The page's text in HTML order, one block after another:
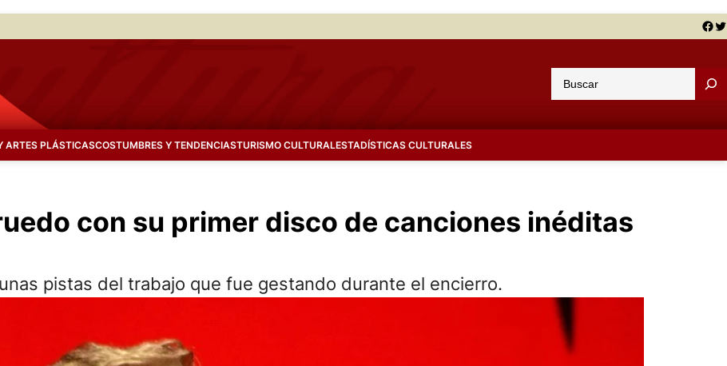
Facebook Twitter
u
a
ARTES PLÁSTICASCOSTUMBRES Y TENDENCIASTURISMO CULTURALESTADÍSTICAS CULTURALES
con su primer disco de canciones inéditas
pistas del trabajo que fue gestando durante el encierro.